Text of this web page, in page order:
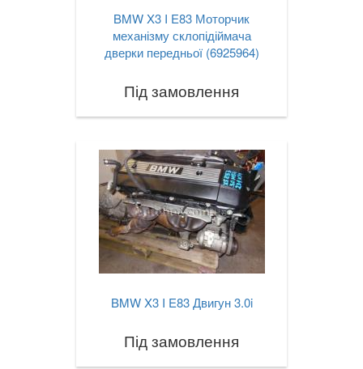
BMW X3 I E83 Моторчик
механізму склопідіймача
дверки передньої (6925964)
Під замовлення
BMW X3 I E83 Двигун 3.0i
Під замовлення